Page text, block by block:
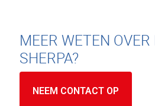
MEER WETEN OVER
SHERPA?
NEEM CONTACT OP